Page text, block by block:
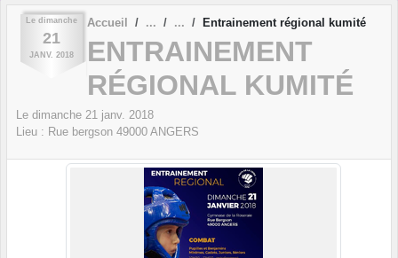
Le dimanche
21
JANV. 2018
Accueil Entrainement régional kumité
ENTRAINEMENT
RÉGIONAL KUMITÉ
Le dimanche 21 janv. 2018
Lieu : Rue bergson 49000 ANGERS